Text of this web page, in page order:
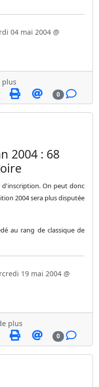
04 mai 2004 @
plus
0
2004 : 68
d'inscription. On peut donc
2004 sera plus disputée
au rang de classique de
19 mai 2004 @
plus
0